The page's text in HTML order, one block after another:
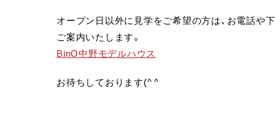
オープン日以外に見学をご希望の方は、お電話や
ご案内いたします。
BinO中野モデルハウス
お待ちしております(^ ^